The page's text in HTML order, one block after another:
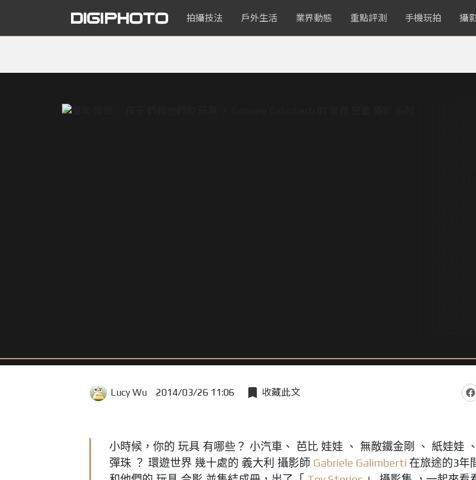
拍攝技法 戶外生活 業界動態 重點評測 手機玩拍 攝
Lucy Wu 2014/03/26 11:06 收藏此文
小時候，你的 玩具 有哪些？ 小汽車、 芭比 娃娃 、 無敵鐵金剛 、 紙娃娃
彈珠 ？ 環遊世界 幾十處的 義大利 攝影師 Gabriele Galimberti 在旅途的3年